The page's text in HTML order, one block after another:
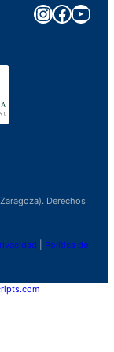
Derechos
Política de